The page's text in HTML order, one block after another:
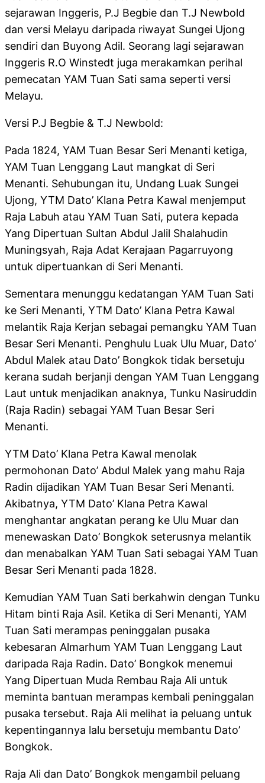
sejarawan Inggeris, P.J Begbie dan T.J Newbold
dan versi Melayu daripada riwayat Sungei Ujong
sendiri dan Buyong Adil. Seorang lagi sejarawan
Inggeris R.O Winstedt juga merakamkan perihal
pemecatan YAM Tuan Sati sama seperti versi
Melayu.
Versi P.J Begbie & T.J Newbold:
Pada 1824, YAM Tuan Besar Seri Menanti ketiga,
YAM Tuan Lenggang Laut mangkat di Seri
Menanti. Sehubungan itu, Undang Luak Sungei
Ujong, YTM Dato’ Klana Petra Kawal menjemput
Raja Labuh atau YAM Tuan Sati, putera kepada
Yang Dipertuan Sultan Abdul Jalil Shalahudin
Muningsyah, Raja Adat Kerajaan Pagarruyong
untuk dipertuankan di Seri Menanti.
Sementara menunggu kedatangan YAM Tuan Sati
ke Seri Menanti, YTM Dato’ Klana Petra Kawal
melantik Raja Kerjan sebagai pemangku YAM Tuan
Besar Seri Menanti. Penghulu Luak Ulu Muar, Dato’
Abdul Malek atau Dato’ Bongkok tidak bersetuju
kerana sudah berjanji dengan YAM Tuan Lenggang
Laut untuk menjadikan anaknya, Tunku Nasiruddin
(Raja Radin) sebagai YAM Tuan Besar Seri
Menanti.
YTM Dato’ Klana Petra Kawal menolak
permohonan Dato’ Abdul Malek yang mahu Raja
Radin dijadikan YAM Tuan Besar Seri Menanti.
Akibatnya, YTM Dato’ Klana Petra Kawal
menghantar angkatan perang ke Ulu Muar dan
menewaskan Dato’ Bongkok seterusnya melantik
dan menabalkan YAM Tuan Sati sebagai YAM Tuan
Besar Seri Menanti pada 1828.
Kemudian YAM Tuan Sati berkahwin dengan Tunku
Hitam binti Raja Asil. Ketika di Seri Menanti, YAM
Tuan Sati merampas peninggalan pusaka
kebesaran Almarhum YAM Tuan Lenggang Laut
daripada Raja Radin. Dato’ Bongkok menemui
Yang Dipertuan Muda Rembau Raja Ali untuk
meminta bantuan merampas kembali peninggalan
pusaka tersebut. Raja Ali melihat ia peluang untuk
kepentingannya lalu bersetuju membantu Dato’
Bongkok.
Raja Ali dan Dato’ Bongkok mengambil peluang